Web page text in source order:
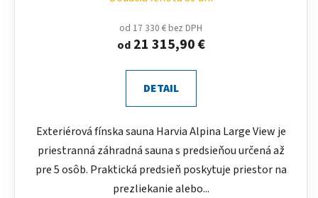
od 17 330 € bez DPH
od21 315,90 €
DETAIL
Exteriérová fínska sauna Harvia Alpina Large View je
priestranná záhradná sauna s predsieňou určená až
pre 5 osôb. Praktická predsieň poskytuje priestor na
prezliekanie alebo...